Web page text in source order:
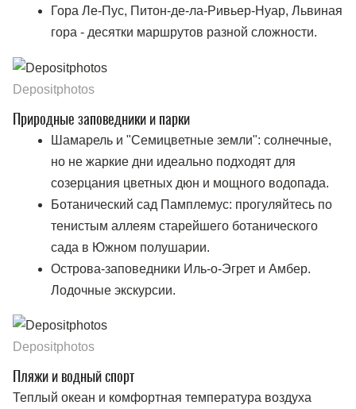
Гора Ле-Пус, Питон-де-ла-Ривьер-Нуар, Львиная
гора - десятки маршрутов разной сложности.
Depositphotos
Природные заповедники и парки
Шамарель и "Семицветные земли": солнечные,
но не жаркие дни идеально подходят для
созерцания цветных дюн и мощного водопада.
Ботанический сад Памплемус: прогуляйтесь по
тенистым аллеям старейшего ботанического
сада в Южном полушарии.
Острова-заповедники Иль-о-Эгрет и Амбер.
Лодочные экскурсии.
Depositphotos
Пляжи и водный спорт
Теплый океан и комфортная температура воздуха